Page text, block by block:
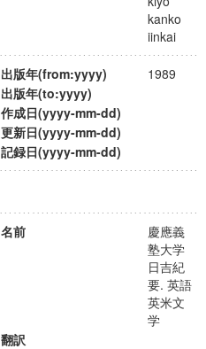
kanko
iinkai
出版年(from:yyyy)
1989
出版年(to:yyyy)
作成日(yyyy-mm-dd)
更新日(yyyy-mm-dd)
記録日(yyyy-mm-dd)
名前
慶應義
塾大学
日吉紀
要. 英語
英米文
学
翻訳